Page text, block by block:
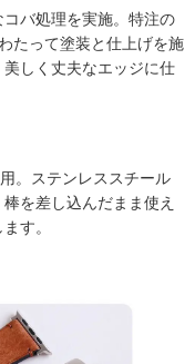
バ処理を実施。特注の
たって塗装と仕上げを施
しく丈夫なエッジに仕
。ステンレススチール
を差し込んだまま使え
す。